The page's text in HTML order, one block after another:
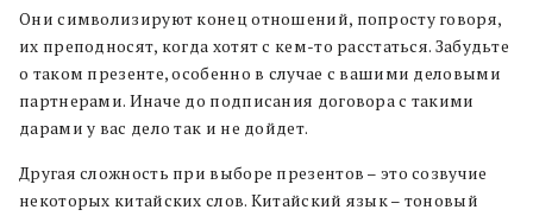
Они символизируют конец отношений, попросту говоря,
их преподносят, когда хотят с кем-то расстаться. Забудьте
о таком презенте, особенно в случае с вашими деловыми
партнерами. Иначе до подписания договора с такими
дарами у вас дело так и не дойдет.
Другая сложность при выборе презентов – это созвучие
некоторых китайских слов. Китайский язык – тоновый